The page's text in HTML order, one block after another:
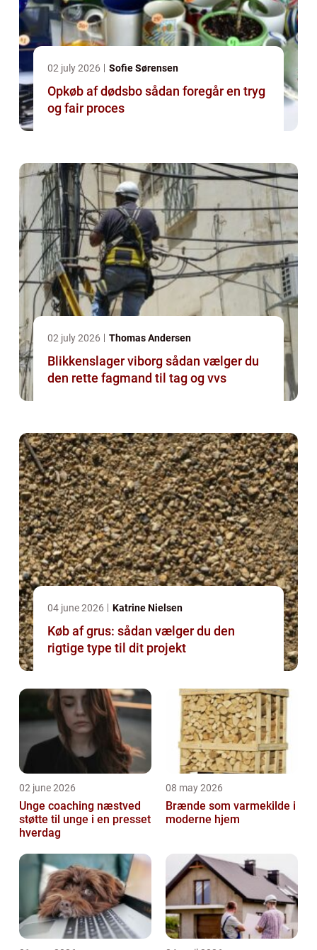
02 july 2026 Sofie Sørensen
Opkøb af dødsbo sådan foregår en tryg
og fair proces
02 july 2026 Thomas Andersen
Blikkenslager viborg sådan vælger du
den rette fagmand til tag og vvs
04 june 2026 Katrine Nielsen
Køb af grus: sådan vælger du den
rigtige type til dit projekt
02 june 2026
Unge coaching næstved
støtte til unge i en presset
hverdag
08 may 2026
Brænde som varmekilde i
moderne hjem